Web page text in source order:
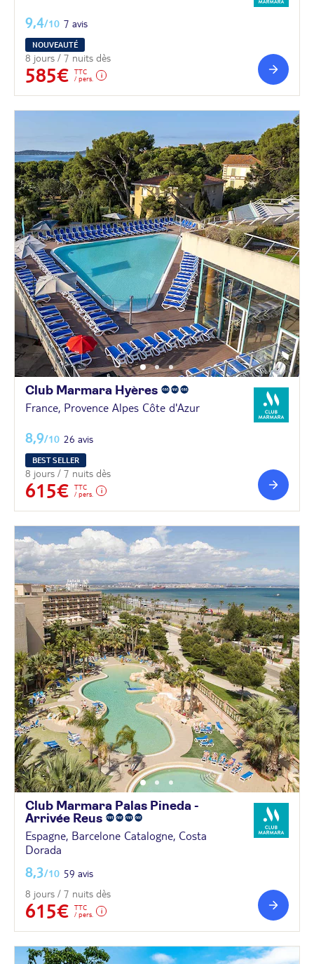
9,4/10 7 avis
NOUVEAUTÉ
8 jours / 7 nuits dès
585€
TTC
/ pers.
Club Marmara Hyères
France, Provence Alpes Côte d'Azur
8,9/10 26 avis
BEST SELLER
8 jours / 7 nuits dès
615€
TTC
/ pers.
Club Marmara Palas Pineda -
Arrivée Reus
Espagne, Barcelone Catalogne, Costa
Dorada
8,3/10 59 avis
8 jours / 7 nuits dès
615€
TTC
/ pers.